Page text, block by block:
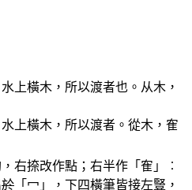
水上橫木，所以渡者也。从木，
水上橫木，所以渡者。從木，隺
右捺改作點；右半作「隺」︰
於 「冖」，下四橫筆皆接左豎，